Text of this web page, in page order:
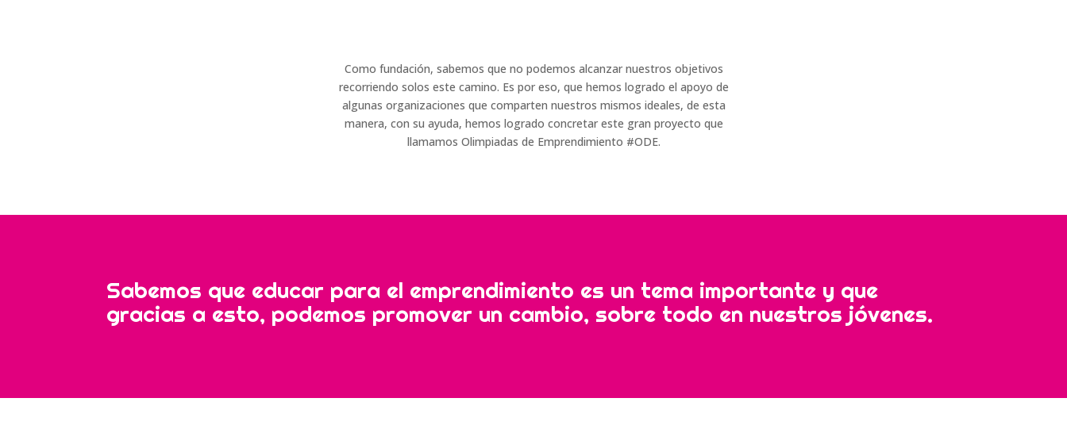
Como fundación, sabemos que no podemos alcanzar nuestros objetivos
recorriendo solos este camino. Es por eso, que hemos logrado el apoyo de
algunas organizaciones que comparten nuestros mismos ideales, de esta
manera, con su ayuda, hemos logrado concretar este gran proyecto que
llamamos Olimpiadas de Emprendimiento #ODE.
Sabemos que educar para el emprendimiento es un tema importante y que
gracias a esto, podemos promover un cambio, sobre todo en nuestros jóvenes.